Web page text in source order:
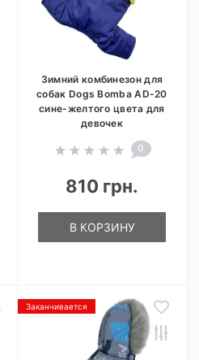
Зимний комбинезон для
собак Dogs Bomba AD-20
сине-желтого цвета для
девочек
0
810 грн.
В КОРЗИНУ
Заканчивается